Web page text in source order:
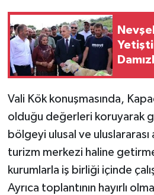
Vali Kök konuşmasında,
olduğu değerleri koruyarak
bölgeyi ulusal ve
turizm merkezi haline
kurumlarla iş birliği içinde
Ayrıca toplantının hayırlı